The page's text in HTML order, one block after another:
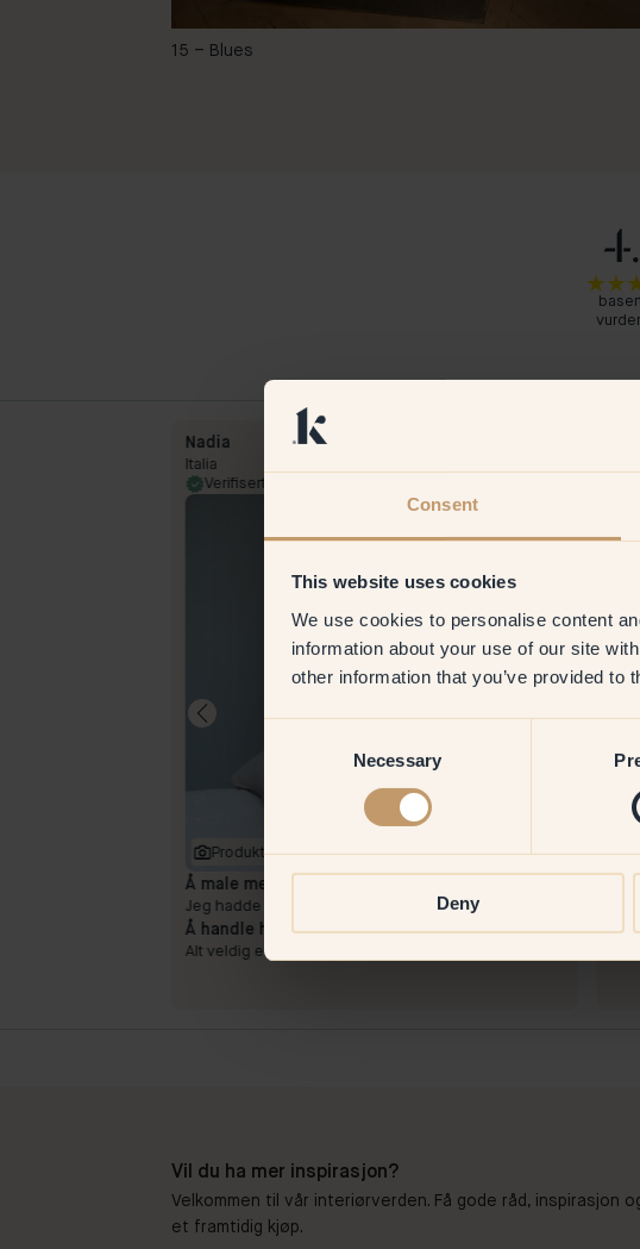
Consent
This website uses cookies
We use cookies to personalise content
information about your use of our site
other information that you’ve provided to
Necessary
Deny
15 – Blues
Nadia
Italia
Verifisert kunde
Produktbilde
Å male med:
Jeg hadde ingen problemer.
Å handle hos Klint:
Alt veldig enkelt og tidsriktig. Farger av høy kvalitet.
Å
Vil du ha mer inspirasjon?
Velkommen til vår interiørverden. Få gode råd, inspirasjon
et framtidig kjøp.